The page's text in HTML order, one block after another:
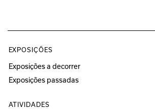
EXPOSIÇÕES
Exposições a decorrer
Exposições passadas
ATIVIDADES